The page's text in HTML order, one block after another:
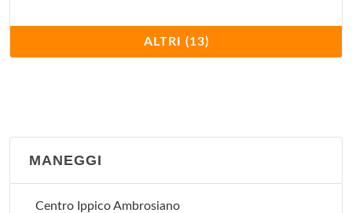
via Salvo d'Acquisto 6, Basiglio
Golf Club Le Rovedine
ALTRI (13)
MANEGGI
Centro Ippico Ambrosiano